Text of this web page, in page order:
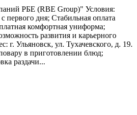
РБЕ (RBE Group)" Условия:
дня; Стабильная оплата
комфортная униформа;
развития и карьерного
г. Ульяновск, ул. Тухачевского, д. 19.
в приготовлeнии блюд;
раздачи...